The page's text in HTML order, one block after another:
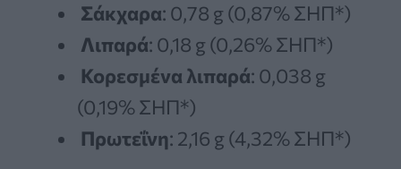
Σάκχαρα: 0,78 g (0,87% ΣΗΠ*)
Λιπαρά: 0,18 g (0,26% ΣΗΠ*)
Κορεσμένα λιπαρά: 0,038 g
(0,19% ΣΗΠ*)
Πρωτεΐνη: 2,16 g (4,32% ΣΗΠ*)